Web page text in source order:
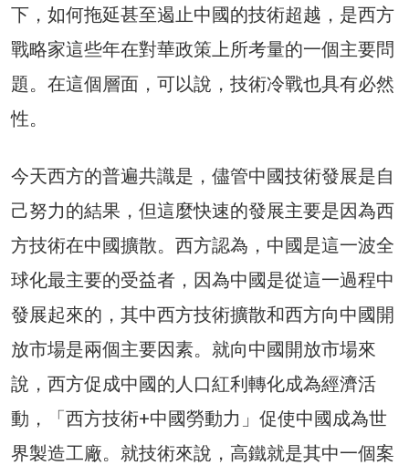
下，如何拖延甚至遏止中國的技術超越，是西方
戰略家這些年在對華政策上所考量的一個主要問
題。在這個層面，可以說，技術冷戰也具有必然
性。
今天西方的普遍共識是，儘管中國技術發展是自
己努力的結果，但這麼快速的發展主要是因為西
方技術在中國擴散。西方認為，中國是這一波全
球化最主要的受益者，因為中國是從這一過程中
發展起來的，其中西方技術擴散和西方向中國開
放市場是兩個主要因素。就向中國開放市場來
說，西方促成中國的人口紅利轉化成為經濟活
動，「西方技術+中國勞動力」促使中國成為世
界製造工廠。就技術來說，高鐵就是其中一個案